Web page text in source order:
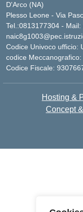
D'Arco (NA)
Plesso Leone - Via
Tel.:0813177304 -
Codice Univoco ufficio:
codice
Codice Fiscale:
Hosting &
Concept